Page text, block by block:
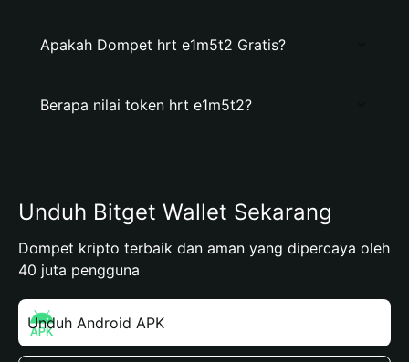
Apakah Dompet hrt e1m5t2 Gratis?
Berapa nilai token hrt e1m5t2?
Unduh Bitget Wallet Sekarang
Dompet kripto terbaik dan aman yang dipercaya oleh
40 juta pengguna
Unduh Android APK